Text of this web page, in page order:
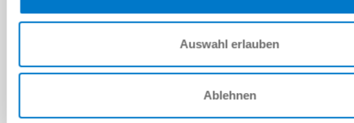
Auswahl erlauben
Ablehnen
설치 및 작동 지침